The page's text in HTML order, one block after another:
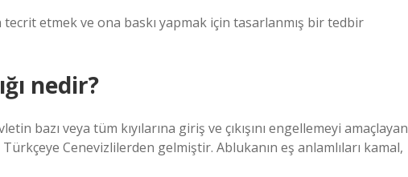
etmek ve ona baskı yapmak için tasarlanmış bir tedbir
nedir?
bazı veya tüm kıyılarına giriş ve çıkışını engellemeyi amaçlayan
Cenevizlilerden gelmiştir. Ablukanın eş anlamlıları kamal,